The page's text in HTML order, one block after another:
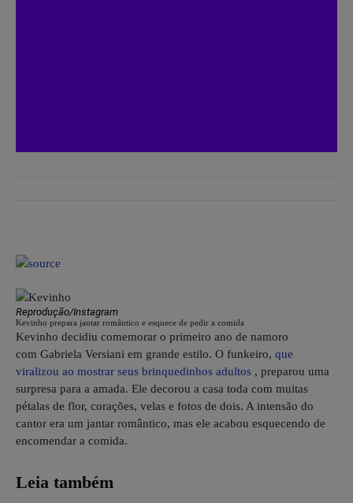
Reprodução/Instagram
Kevinho prepara jantar romântico e esquece de pedir a comida
Kevinho decidiu comemorar o primeiro ano de namoro
com Gabriela Versiani em grande estilo. O funkeiro, que
viralizou ao mostrar seus brinquedinhos adultos , preparou uma
surpresa para a amada. Ele decorou a casa toda com muitas
pétalas de flor, corações, velas e fotos de dois. A intensão do
cantor era um jantar romântico, mas ele acabou esquecendo de
encomendar a comida.
Leia também